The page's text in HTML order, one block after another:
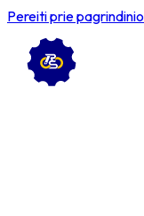
Pereiti prie